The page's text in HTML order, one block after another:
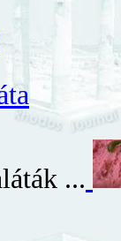
...